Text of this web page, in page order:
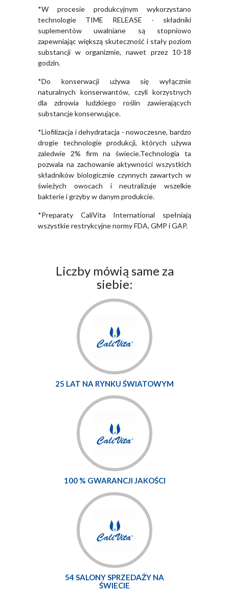
*W procesie produkcyjnym wykorzystano
technologie TIME RELEASE - składniki
suplementów uwalniane są stopniowo
zapewniając większą skuteczność i stały poziom
substancji w organizmie, nawet przez 10-18
godzin.
*Do konserwacji używa się wyłącznie
naturalnych konserwantów, czyli korzystnych
dla zdrowia ludzkiego roślin zawierających
substancje konserwujące.
*Liofilizacja i dehydratacja - nowoczesne, bardzo
drogie technologie produkcji, których używa
zaledwie 2% firm na świecie.Technologia ta
pozwala na zachowanie aktywności wszystkich
składników biologicznie czynnych zawartych w
świeżych owocach i neutralizuje wszelkie
bakterie i grzyby w danym produkcie.
*Preparaty CaliVita International spełniają
wszystkie restrykcyjne normy FDA, GMP i GAP.
Liczby mówią same za
siebie:
25 LAT NA RYNKU ŚWIATOWYM
100 % GWARANCJI JAKOŚCI
54 SALONY SPRZEDAŻY NA
ŚWIECIE